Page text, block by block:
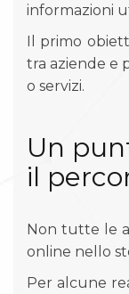
informazioni
Il primo
tra aziende e
o servizi.
Un
il
Non tutte le
online nello
Per alcune